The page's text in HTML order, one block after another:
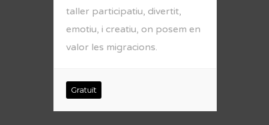
taller participatiu, divertit,
emotiu, i creatiu, on posem en
valor les migracions.
Gratuït